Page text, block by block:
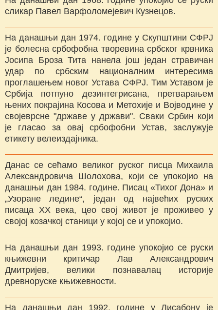
сликар Павел Варфоломејевич Кузнецов.
На данашњи дан 1974. године у Скупштини СФРЈ
је болесна србофобна творевина србског крвника
Јосипа Броза Тита нанела још један стравичан
удар по србским националним интересима
проглашењем новог Устава СФРЈ. Тим Уставом је
Србија потпуно дезинтегрисана, претварањем
њених покрајина Косова и Метохије и Војводине у
својеврсне "државе у држави". Сваки Србин који
је гласао за овај србофобни Устав, заслужује
етикету велеиздајника.
Данас се сећамо великог руског писца Михаила
Александровича Шолохова, који се упокојио на
данашњи дан 1984. године. Писац «Тихог Дона» и
„Узоране ледине“, један од највећих руских
писаца ХХ века, цео свој живот је проживео у
својој козачкој станици у којој се и упокојио.
На данашњи дан 1993. године упокојио се руски
књижевни критичар Лав Александрович
Дмитријев, велики познавалац историје
древноруске књижевности.
На данашњи дан 1992. године у Лисабону је